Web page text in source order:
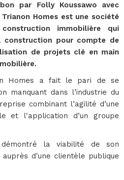
par Folly Koussawo avec
Homes est une société
immobilière qui
construction pour compte de
de projets clé en main
Homes a fait le pari de se
manquant dans l’industrie du
combinant l’agilité d’une
et l'application d’un groupe
la viabilité de son
d’une clientèle publique